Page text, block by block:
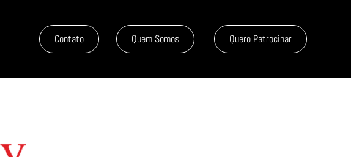
Contato Quem Somos Quero Patrocinar